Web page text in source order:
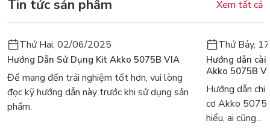
Tin tức sản phẩm Xem tất cả
Thứ Hai, 02/06/2025
Hướng Dẫn Sử Dụng Kit Akko 5075B VIA
Để mang đến trải nghiệm tốt hơn, vui lòng
đọc kỹ hướng dẫn này trước khi sử dụng sản
phẩm.
Thứ Bảy,
Hướng dẫn
Akko 5075B
Hướng dẫn
cơ Akko
hiểu, ai cũng...